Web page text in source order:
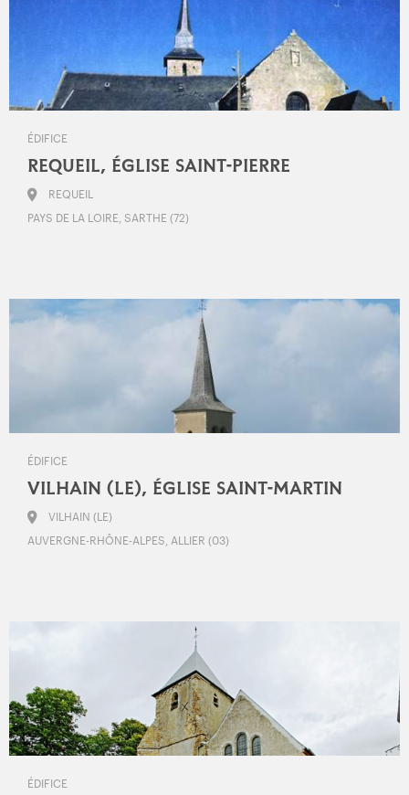
ÉDIFICE
REQUEIL, ÉGLISE SAINT-PIERRE
REQUEIL
PAYS DE LA LOIRE, SARTHE (72)
ÉDIFICE
VILHAIN (LE), ÉGLISE SAINT-MARTIN
VILHAIN (LE)
AUVERGNE-RHÔNE-ALPES, ALLIER (03)
ÉDIFICE